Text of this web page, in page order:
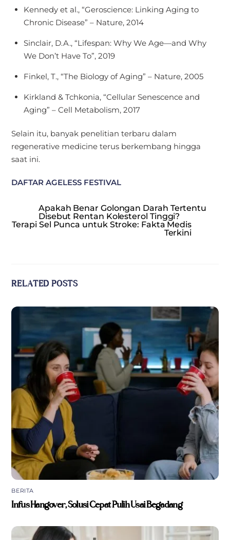
Kennedy et al., “Geroscience: Linking Aging to
Chronic Disease” – Nature, 2014
Sinclair, D.A., “Lifespan: Why We Age—and Why
We Don’t Have To”, 2019
Finkel, T., “The Biology of Aging” – Nature, 2005
Kirkland & Tchkonia, “Cellular Senescence and
Aging” – Cell Metabolism, 2017
Selain itu, banyak penelitian terbaru dalam
regenerative medicine terus berkembang hingga
saat ini.
DAFTAR AGELESS FESTIVAL
Apakah Benar Golongan Darah Tertentu
Disebut Rentan Kolesterol Tinggi?
Terapi Sel Punca untuk Stroke: Fakta Medis
Terkini
RELATED POSTS
BERITA
Infus Hangover, Solusi Cepat Pulih Usai Begadang